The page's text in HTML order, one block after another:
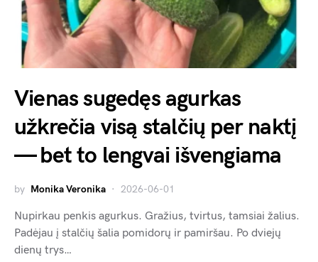
Vienas sugedęs agurkas
užkrečia visą stalčių per naktį
— bet to lengvai išvengiama
by Monika Veronika 2026-06-01
Nupirkau penkis agurkus. Gražius, tvirtus, tamsiai žalius.
Padėjau į stalčių šalia pomidorų ir pamiršau. Po dviejų
dienų trys…